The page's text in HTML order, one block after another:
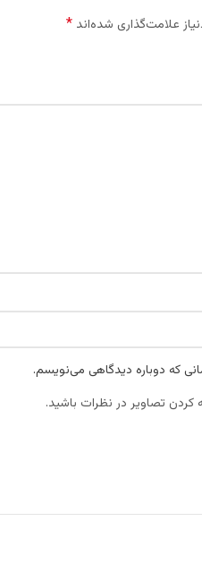
علامت‌گذاری شده‌اند *
که دوباره دیدگاهی می‌نویسم.
تصاویر در نظرات باشید.